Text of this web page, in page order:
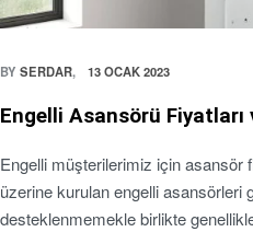
BY SERDAR 13 OCAK 2023
Engelli Asansörü Fiyatları
Engelli müşterilerimiz için asansör
üzerine kurulan engelli asansörleri
desteklenmemekle birlikte